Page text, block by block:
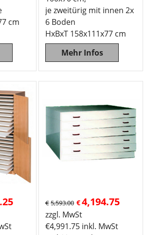
cm
je zweitürig mit innen 2x
6 Boden
HxBxT 158x111x77 cm
Mehr Infos
€5,593.00 €4,194.75
zzgl. MwSt
€4,991.75 inkl. MwSt